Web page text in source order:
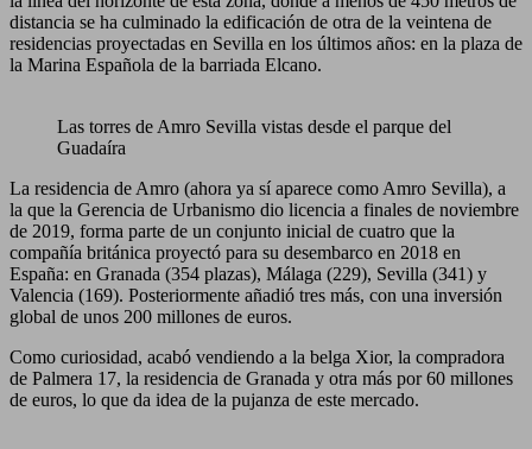
distancia se ha culminado la edificación de otra de la veintena de
residencias proyectadas en Sevilla en los últimos años: en la plaza de
la Marina Española de la barriada Elcano.
Las torres de Amro Sevilla vistas desde el parque del
Guadaíra
La residencia de Amro (ahora ya sí aparece como Amro Sevilla), a
la que la Gerencia de Urbanismo dio licencia a finales de noviembre
de 2019, forma parte de un conjunto inicial de cuatro que la
compañía británica proyectó para su desembarco en 2018 en
España: en Granada (354 plazas), Málaga (229), Sevilla (341) y
Valencia (169). Posteriormente añadió tres más, con una inversión
global de unos 200 millones de euros.
Como curiosidad, acabó vendiendo a la belga Xior, la compradora
de Palmera 17, la residencia de Granada y otra más por 60 millones
de euros, lo que da idea de la pujanza de este mercado.